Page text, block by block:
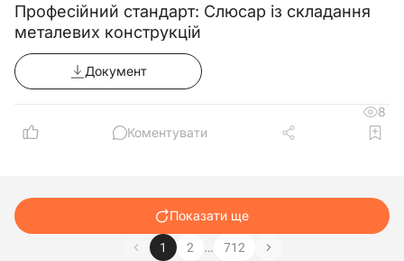
Професійний стандарт: Слюсар із складання
металевих конструкцій
Документ
8
Коментувати
Показати ще
1 2 … 712